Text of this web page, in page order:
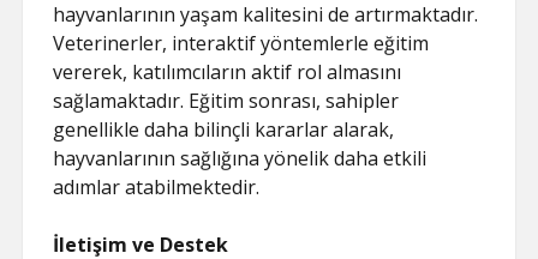
hayvanlarının yaşam kalitesini de artırmaktadır.
Veterinerler, interaktif yöntemlerle eğitim
vererek, katılımcıların aktif rol almasını
sağlamaktadır. Eğitim sonrası, sahipler
genellikle daha bilinçli kararlar alarak,
hayvanlarının sağlığına yönelik daha etkili
adımlar atabilmektedir.
İletişim ve Destek